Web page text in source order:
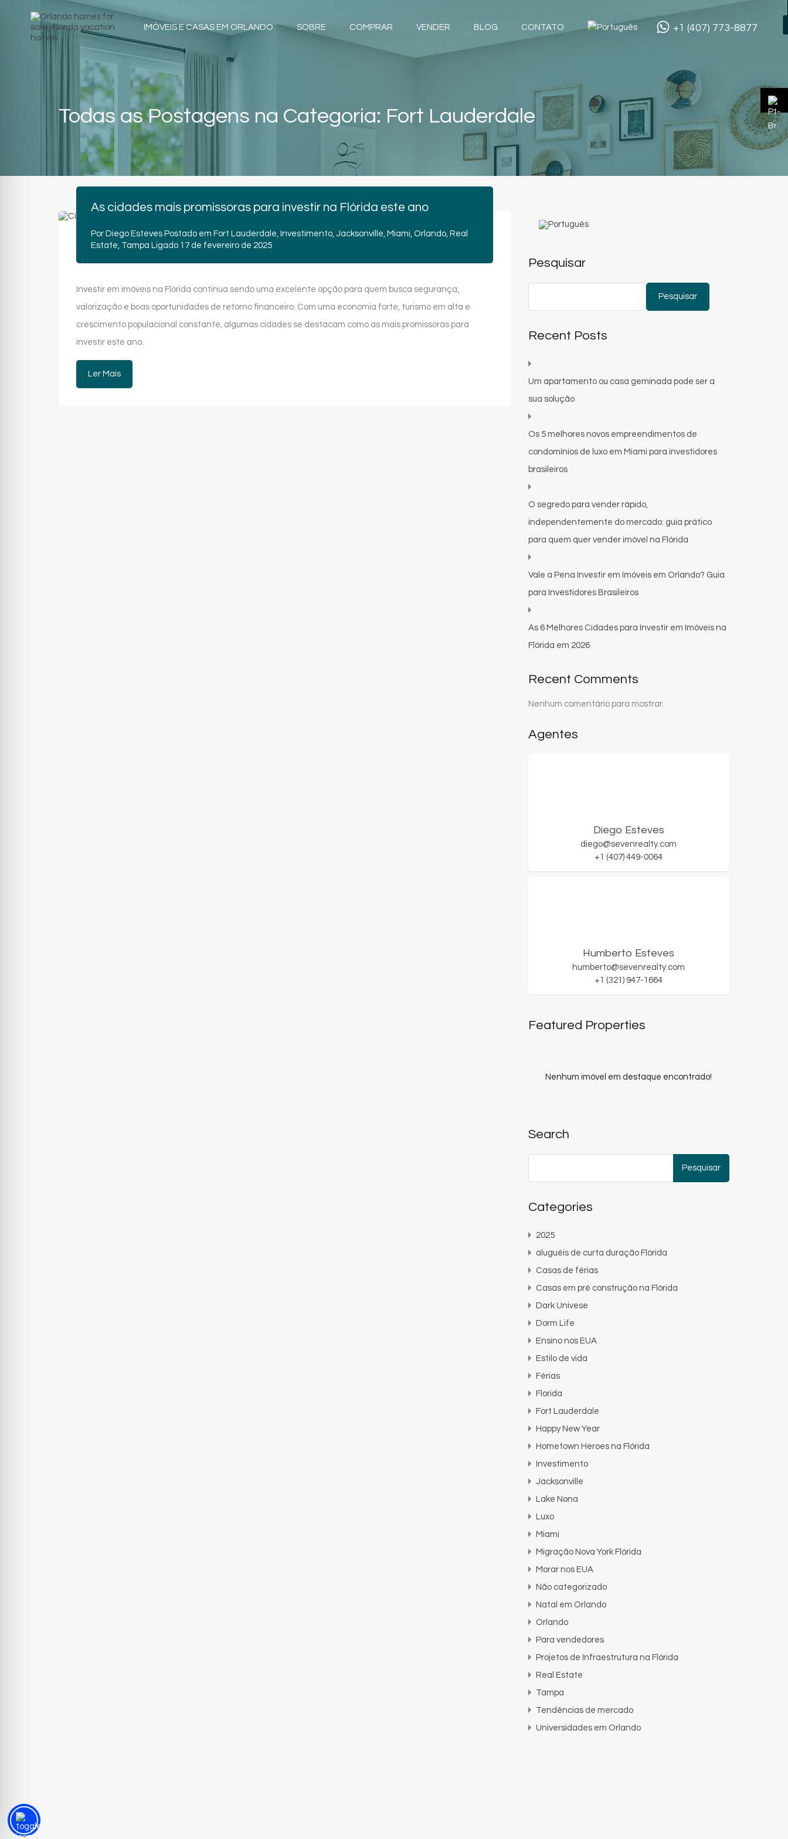
IMÓVEIS E CASAS EM ORLANDO SOBRE COMPRAR VENDER BLOG CONTATO +1 (407) 773-8877
Todas as Postagens na Categoria: Fort Lauderdale
As cidades mais promissoras para investir na Flórida este ano
Por Diego Esteves Postado em Fort Lauderdale, Investimento, Jacksonville, Miami, Orlando, Real
Estate, Tampa Ligado 17 de fevereiro de 2025
Investir em imóveis na Flórida continua sendo uma excelente opção para quem busca segurança,
valorização e boas oportunidades de retorno financeiro. Com uma economia forte, turismo em alta e
crescimento populacional constante, algumas cidades se destacam como as mais promissoras para
investir este ano.
Ler Mais
Pesquisar
Pesquisar
Recent Posts
Um apartamento ou casa geminada pode ser a
sua solução
Os 5 melhores novos empreendimentos de
condomínios de luxo em Miami para investidores
brasileiros
O segredo para vender rápido,
independentemente do mercado: guia prático
para quem quer vender imóvel na Flórida
Vale a Pena Investir em Imóveis em Orlando? Guia
para Investidores Brasileiros
As 6 Melhores Cidades para Investir em Imóveis na
Flórida em 2026
Recent Comments
Nenhum comentário para mostrar.
Agentes
Diego Esteves
diego@sevenrealty.com
+1 (407) 449-0064
Humberto Esteves
humberto@sevenrealty.com
+1 (321) 947-1664
Featured Properties
Nenhum imóvel em destaque encontrado!
Search
por:
Categories
2025
aluguéis de curta duração Flórida
Casas de férias
Casas em pré construção na Flórida
Dark Univese
Dorm Life
Ensino nos EUA
Estilo de vida
Férias
Florida
Fort Lauderdale
Happy New Year
Hometown Heroes na Flórida
Investimento
Jacksonville
Lake Nona
Luxo
Miami
Migração Nova York Flórida
Morar nos EUA
Não categorizado
Natal em Orlando
Orlando
Para vendedores
Projetos de Infraestrutura na Flórida
Real Estate
Tampa
Tendências de mercado
Universidades em Orlando